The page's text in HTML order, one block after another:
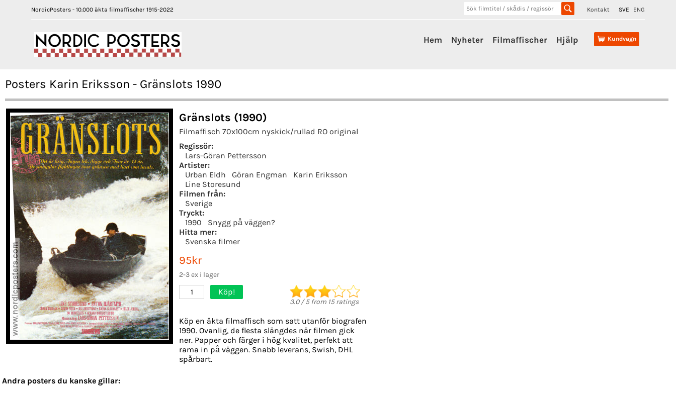
NordicPosters - 10.000 äkta filmaffischer 1915-2022 Kontakt SVE ENG
Kundvagn
Hem Nyheter Filmaffischer Hjälp
Posters Karin Eriksson - Gränslots 1990
Gränslots (1990)
Filmaffisch 70x100cm nyskick/rullad RO original
Regissör:
Lars-Göran Pettersson
Artister:
Urban Eldh
Göran Engman
Karin Eriksson
Line Storesund
Filmen från:
Sverige
Tryckt:
1990
Snygg på väggen?
Hitta mer:
Svenska filmer
95kr
2-3 ex i lager
1 Köp!
3.0/5from 15ratings
Köp en äkta filmaffisch som satt utanför biografen
1990. Ovanlig, de flesta slängdes när filmen gick
ner. Papper och färger i hög kvalitet, perfekt att
rama in på väggen. Snabb leverans, Swish, DHL
spårbart.
Andra posters du kanske gillar: